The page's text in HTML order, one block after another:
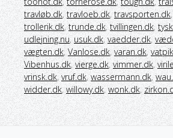
travløb.dk, travloeb.dk, travsporten.dk,
trollerik.dk, trunde.dk, tvillingen.dk,
udlejning.nu, usuk.dk, vaedder.dk,
vægten.dk, Vanlose.dk, varan.dk,
Vibenhus.dk, vierge.dk, vimmer.dk,
vrinsk.dk, vruf.dk, wassermann.dk,
widder.dk, willowy.dk, wonk.dk,